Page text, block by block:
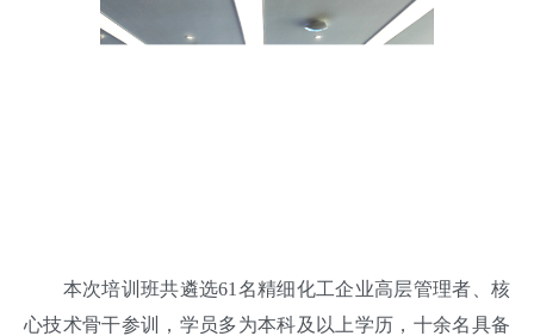
本次培训班共遴选61名精细化工企业高层管理者、核
心技术骨干参训，学员多为本科及以上学历，十余名具备